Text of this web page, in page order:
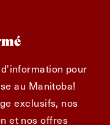
pour
au Manitoba!
exclusifs, nos
et nos offres